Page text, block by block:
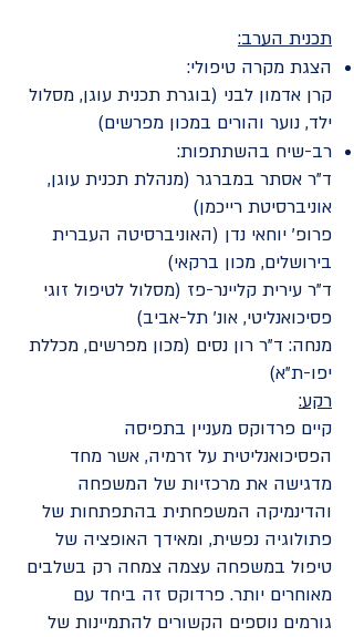
תכנית הערב:
הצגת מקרה טיפולי:
קרן אדמון לבני (בוגרת תכנית עוגן, מסלול
ילד, נוער והורים במכון מפרשים)
רב-שיח בהשתתפות:
ד"ר אסתר במברגר (מנהלת תכנית עוגן,
אוניברסיטת רייכמן)
פרופ' יוחאי נדן (האוניברסיטה העברית
בירושלים, מכון ברקאי)
ד"ר עירית קליינר-פז (מסלול לטיפול זוגי
פסיכואנליטי, אונ' תל-אביב)
מנחה: ד"ר רון נסים (מכון מפרשים, מכללת
יפו-ת"א)
רקע:
קיים פרדוקס מעניין בתפיסה
הפסיכואנליטית על זרמיה, אשר מחד
מדגישה את מרכזיות של המשפחה
והדינמיקה המשפחתית בהתפתחות של
פתולוגיה נפשית, ומאידך האופציה של
טיפול במשפחה עצמה צמחה רק בשלבים
מאוחרים יותר. פרדוקס זה ביחד עם
גורמים נוספים הקשורים להתמיינות של